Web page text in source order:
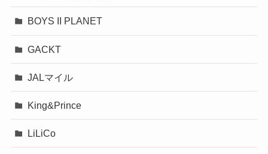
BOYS II PLANET
GACKT
JALマイル
King&Prince
LiLiCo